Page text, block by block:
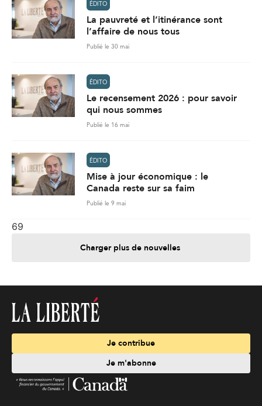
ÉDITO
La pauvreté et l’itinérance sont
l’affaire de nous tous
Publié le 30 mai
ÉDITO
Le recensement 2026 : pour savoir
qui nous sommes
Publié le 16 mai
ÉDITO
Mise à jour économique : le
Canada reste sur sa faim
Publié le 9 mai
69
Charger plus de nouvelles
Je contribue
Je m'abonne